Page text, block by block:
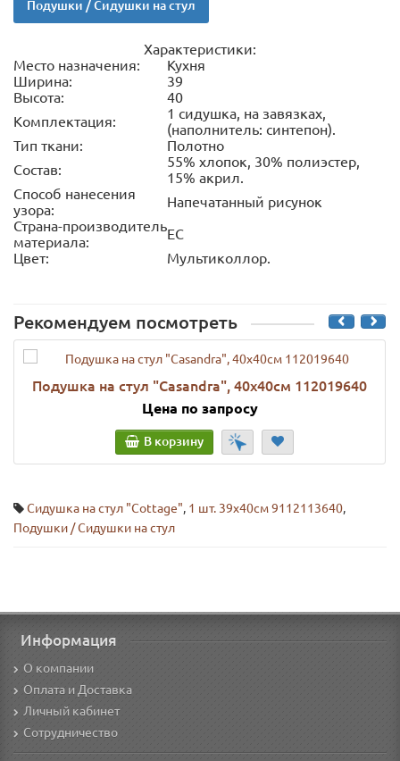
Подушки / Сидушки на стул
Характеристики:
Место назначения:
Кухня
Ширина:
39
Высота:
40
Комплектация:
1 сидушка, на завязках,
(наполнитель: синтепон).
Тип ткани:
Полотно
Состав:
55% хлопок, 30% полиэстер,
15% акрил.
Способ нанесения
узора:
Напечатанный рисунок
Страна-производитель
материала:
ЕС
Цвет:
Мультиколлор.
Рекомендуем посмотреть
Подушка на стул "Casandra", 40х40см 112019640
Цена по запросу
В корзину
Сидушка на стул "Cottage", 1 шт. 39х40см 9112113640,
Подушки / Сидушки на стул
Информация
О компании
Оплата и Доставка
Личный кабинет
Сотрудничество